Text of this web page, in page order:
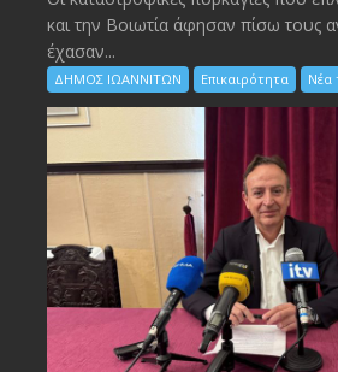
και την Bοιωτία άφησαν πίσω τους
έχασαν...
ΔΗΜΟΣ ΙΩΑΝΝΙΤΩΝ Επικαιρότητα Νέα